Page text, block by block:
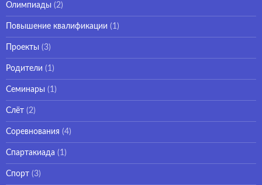
Олимпиады (2)
Повышение квалификации (1)
Проекты (3)
Родители (1)
Семинары (1)
Слёт (2)
Соревнования (4)
Спартакиада (1)
Спорт (3)